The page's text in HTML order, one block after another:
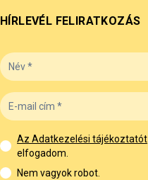
HÍRLEVÉL FELIRATKOZÁS
Az Adatkezelési tájékoztatót
elfogadom.
Nem vagyok robot.